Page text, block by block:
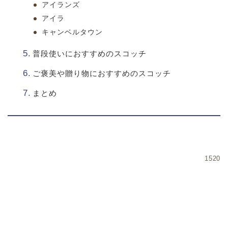
アイランズ
アイラ
キャンベルタウン
普段使いにおすすめのスコッチ
ご褒美や贈り物におすすめのスコッチ
まとめ
1520